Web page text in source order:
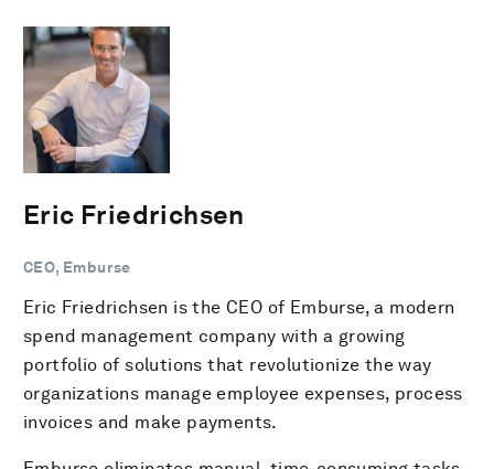
Eric Friedrichsen
CEO, Emburse
Eric Friedrichsen is the CEO of Emburse, a modern
spend management company with a growing
portfolio of solutions that revolutionize the way
organizations manage employee expenses, process
invoices and make payments.